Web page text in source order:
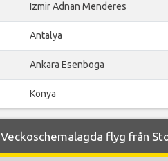
Izmir Adnan Menderes
Antalya
Ankara Esenboga
Konya
Veckoschemalagda flyg från